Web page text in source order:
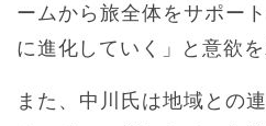
ームから旅全体をサポー
に進化していく」と意欲を
また、中川氏は地域との